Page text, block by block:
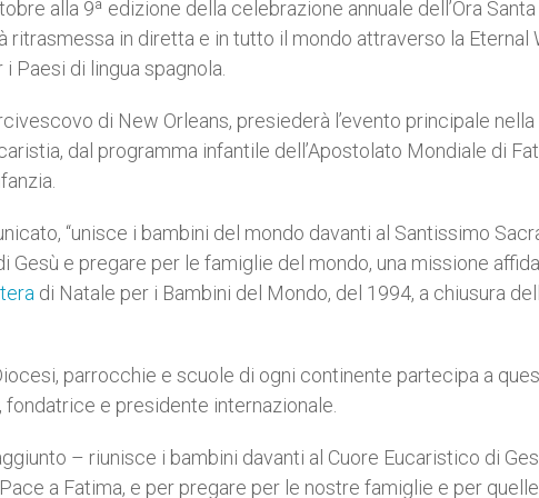
alla 9ª edizione della celebrazione annuale dell’Ora
ritrasmessa in diretta e in tutto il mondo attraverso la Eternal
Paesi di lingua spagnola.
di New Orleans, presiederà l’evento principale
dal programma infantile dell’Apostolato Mondiale di
“unisce i bambini del mondo davanti al Santissimo
Gesù e pregare per le famiglie del mondo, una missione
di Natale per i Bambini del Mondo, del 1994, a chiusura
parrocchie e scuole di ogni continente partecipa a
e presidente internazionale.
– riunisce i bambini davanti al Cuore Eucaristico di
a Fatima, e per pregare per le nostre famiglie e per